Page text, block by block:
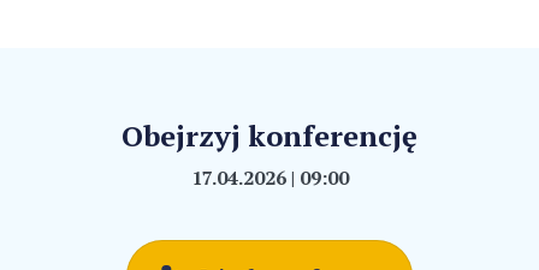
Obejrzyj konferencję
17.04.2026 | 09:00